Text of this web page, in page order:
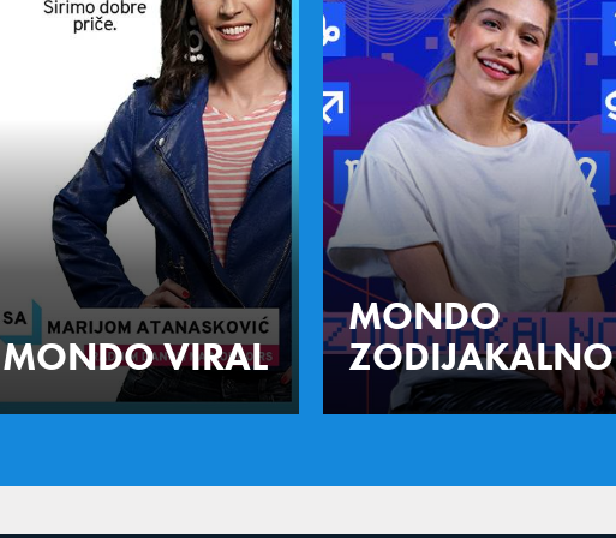
MONDO VIRAL
MONDO
ZODIJAKALNO